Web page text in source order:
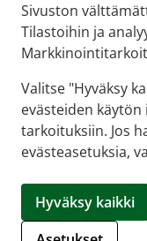
Sivuston
Tilastoihin ja
Valitse "Hyväksy
evästeiden
tarkoituksiin. Jos
evästeasetuksia,
Hyväksy kaikki
Hallitse evästeitä